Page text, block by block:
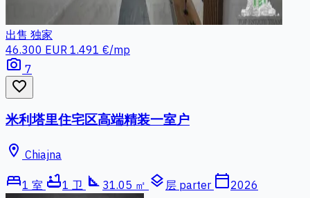
出售 独家
46.300 EUR 1.491 €/mp
photo_camera 7
favorite_border
米利塔里住宅区高端精装一室户
location_on Chiajna
bed1 室 bathtub1 卫 square_foot 31.05 ㎡ layers 层 parter calendar_today2026